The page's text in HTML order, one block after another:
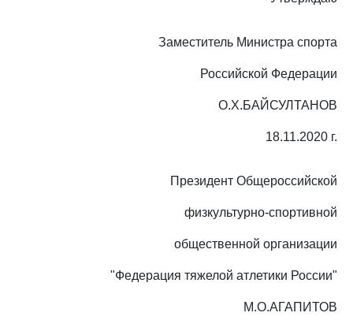
Заместитель Министра спорта
Российской Федерации
О.Х.БАЙСУЛТАНОВ
18.11.2020 г.
Президент Общероссийской
физкультурно-спортивной
общественной организации
"Федерация тяжелой атлетики России"
М.О.АГАПИТОВ